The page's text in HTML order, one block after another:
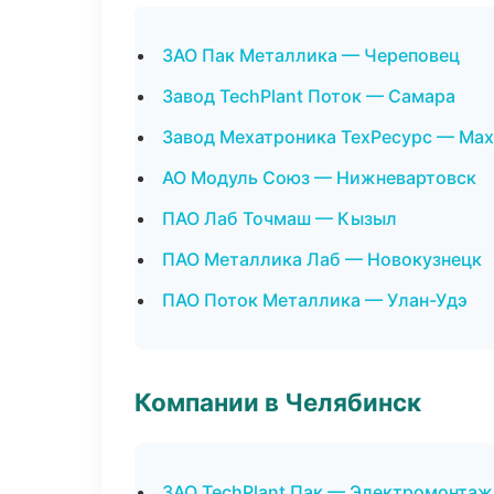
ЗАО Пак Металлика — Череповец
Завод TechPlant Поток — Самара
Завод Мехатроника ТехРесурс —
АО Модуль Союз — Нижневартовск
ПАО Лаб Точмаш — Кызыл
ПАО Металлика Лаб — Новокузнецк
ПАО Поток Металлика — Улан-Удэ
Компании в Челябинск